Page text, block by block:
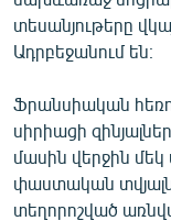
ՓՈԴՔԱՍԹ
Հայերեն
English
Русский
ՀԵՏԵՎԵՔ ՄԵԶ
տեսանյութերը
Ադրբեջանում են։
Ֆրանսիական
սիրիացի
մասին վերջին մեկ
փաստական
տեղորոշված